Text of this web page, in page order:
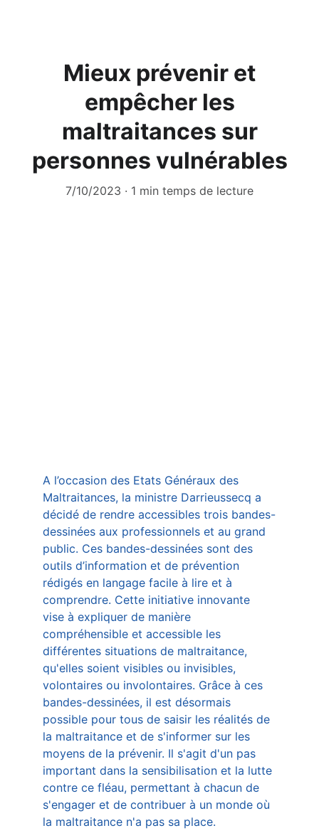
Mieux prévenir et
empêcher les
maltraitances sur
personnes vulnérables
7/10/2023 1 min temps de lecture
A l’occasion des Etats Généraux des
Maltraitances, la ministre Darrieussecq a
décidé de rendre accessibles trois bandes-
dessinées aux professionnels et au grand
public. Ces bandes-dessinées sont des
outils d’information et de prévention
rédigés en langage facile à lire et à
comprendre. Cette initiative innovante
vise à expliquer de manière
compréhensible et accessible les
différentes situations de maltraitance,
qu'elles soient visibles ou invisibles,
volontaires ou involontaires. Grâce à ces
bandes-dessinées, il est désormais
possible pour tous de saisir les réalités de
la maltraitance et de s'informer sur les
moyens de la prévenir. Il s'agit d'un pas
important dans la sensibilisation et la lutte
contre ce fléau, permettant à chacun de
s'engager et de contribuer à un monde où
la maltraitance n'a pas sa place.